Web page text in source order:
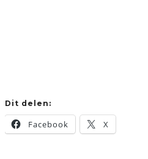
Dit delen:
Facebook X